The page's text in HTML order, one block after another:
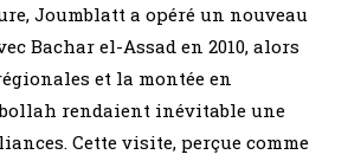
Joumblatt a opéré un nouveau
Bachar el-Assad en 2010, alors
et la montée en
rendaient inévitable une
Cette visite, perçue comme